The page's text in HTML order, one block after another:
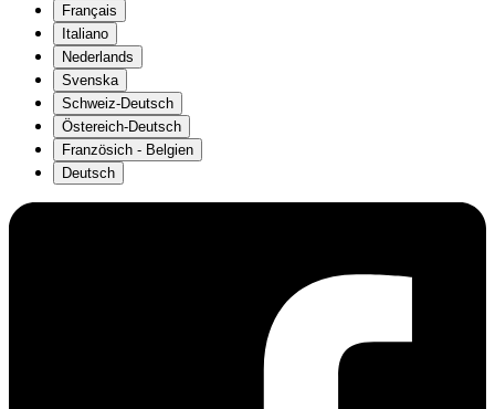
Français
Italiano
Nederlands
Svenska
Schweiz-Deutsch
Östereich-Deutsch
Französich - Belgien
Deutsch